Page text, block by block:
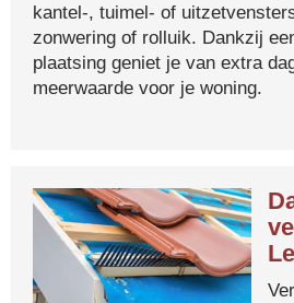
kantel-, tuimel- of
zonwering of rolluik. Dankzij
plaatsing geniet je van extra
meerwaarde voor je woning.